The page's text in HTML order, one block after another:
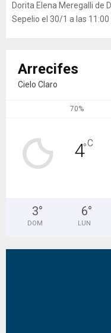
Dorita Elena Meregalli de
Sepelio el 30/1 a las 11:00
Arrecifes
Cielo Claro
70%
4°C
3°
DOM
6°
LUN